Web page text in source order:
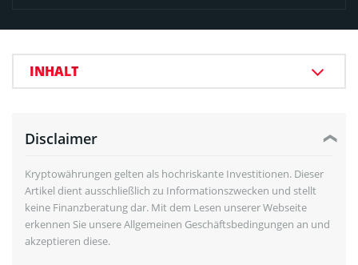
INHALT
Disclaimer
Kryptowährungen gelten als hochriskante Investitionen. Dieser
Artikel dient ausschließlich zu Informationszwecken und stellt
keine Finanzberatung dar. Mit dem Lesen unserer Webseite
erkennen Sie unsere Allgemeinen Geschäftsbedingungen an und
akzeptieren diese.